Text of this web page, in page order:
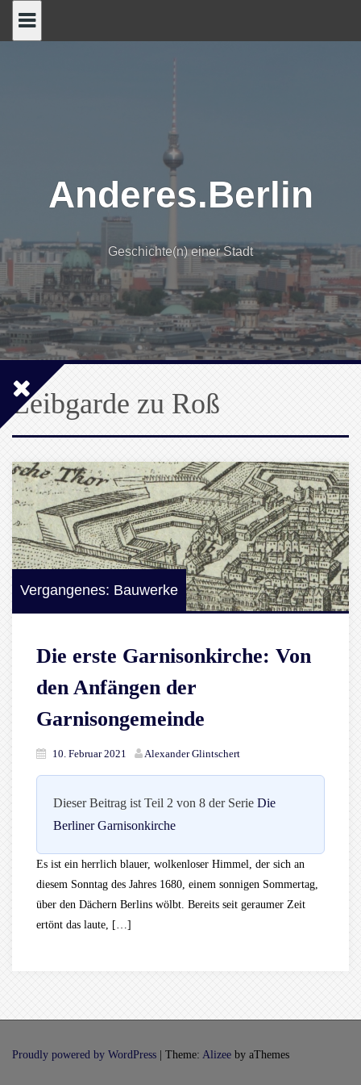
Anderes.Berlin
Geschichte(n) einer Stadt
Leibgarde zu Roß
Vergangenes: Bauwerke
Die erste Garnisonkirche: Von
den Anfängen der
Garnisongemeinde
10. Februar 2021 Alexander Glintschert
Dieser Beitrag ist Teil 2 von 8 der Serie Die
Berliner Garnisonkirche
Es ist ein herrlich blauer, wolkenloser Himmel, der sich an
diesem Sonntag des Jahres 1680, einem sonnigen Sommertag,
über den Dächern Berlins wölbt. Bereits seit geraumer Zeit
ertönt das laute, […]
Proudly powered by WordPress Theme: Alizee by aThemes